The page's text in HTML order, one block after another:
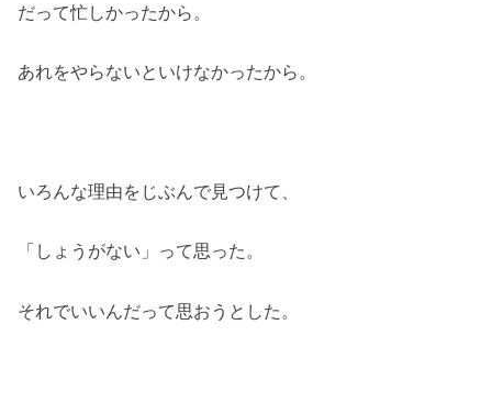
だって忙しかったから。
あれをやらないといけなかったから。
いろんな理由をじぶんで見つけて、
「しょうがない」って思った。
それでいいんだって思おうとした。